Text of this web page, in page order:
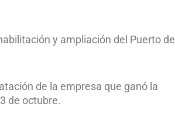
y ampliación del Puerto de
de la empresa que ganó la
de octubre.